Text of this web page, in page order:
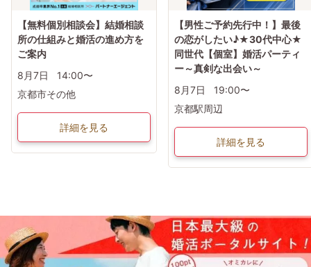
【無料個別相談会】結婚相談
所の仕組みと婚活の進め方を
ご案内
8月7日
14:00〜
京都市その他
詳細を見る
【男性ご予約先行中！】最後
の恋がしたい♪★30代中心★
同世代【個室】婚活パーティ
ー～真剣な出会い～
8月7日
19:00〜
京都駅周辺
詳細を見る